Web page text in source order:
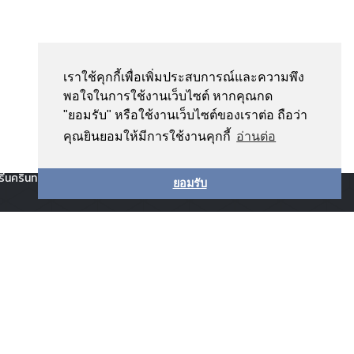
เราใช้คุกกี้เพื่อเพิ่มประสบการณ์และความพึง
พอใจในการใช้งานเว็บไซต์ หากคุณกด
"ยอมรับ" หรือใช้งานเว็บไซต์ของเราต่อ ถือว่า
คุณยินยอมให้มีการใช้งานคุกกี้ อ่านต่อ
ยอมรับ
มหาวิทยาลัยศรีนครินทรวิโรฒ
คณะวิทยาศาสตร์ มหาวิทยาลัยศรีนครินทรวิโรฒ
นครินทรวิโรฒ